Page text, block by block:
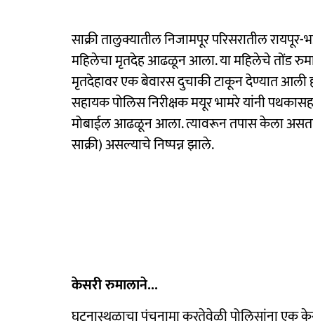
साक्री तालुक्यातील निजामपूर परिसरातील
महिलेचा मृतदेह आढळून आला. या महिलेचे तोंड
मृतदेहावर एक बेवारस दुचाकी टाकून देण्यात आली
सहायक पोलिस निरीक्षक मयूर भामरे यांनी
मोबाईल आढळून आला. त्यावरून तपास केला असता
साक्री) असल्याचे निष्पन्न झाले.
केसरी रुमालाने...
घटनास्थळाचा पंचनामा करतेवेळी पोलिसांना